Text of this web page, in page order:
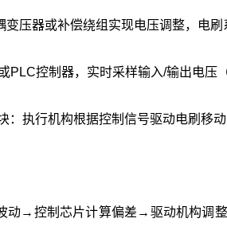
变压器或补偿绕组实现电压调整，电
PLC控制器，实时采样输入/输出电压
：执行机构根据控制信号驱动电刷移
动→控制芯片计算偏差→驱动机构调